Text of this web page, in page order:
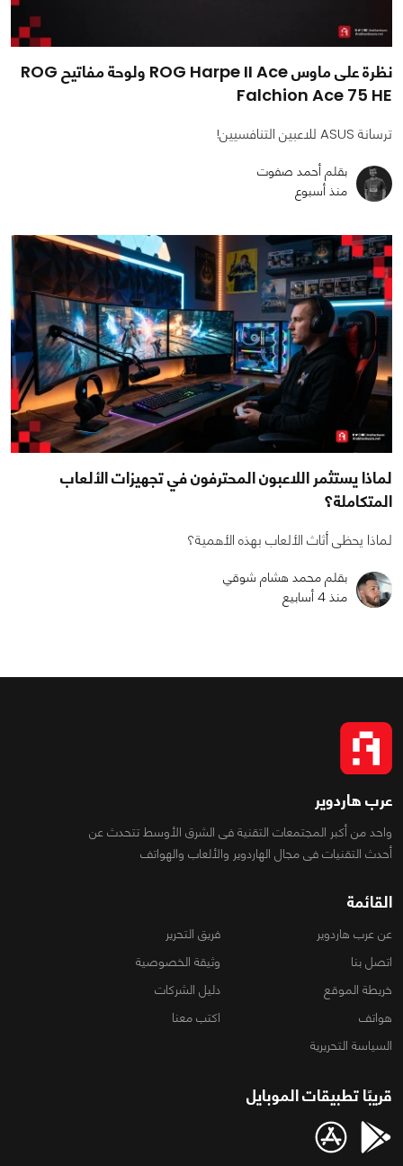
نظرة على ماوس ROG Harpe II Ace ولوحة مفاتيح ROG
Falchion Ace 75 HE
ترسانة ASUS للاعبين التنافسيين!
بقلم أحمد صفوت
منذ أسبوع
لماذا يستثمر اللاعبون المحترفون في تجهيزات الألعاب
المتكاملة؟
لماذا يحظى أثاث الألعاب بهذه الأهمية؟
بقلم محمد هشام شوقي
منذ 4 أسابيع
عرب هاردوير
واحد من أكبر المجتمعات التقنية فى الشرق الأوسط تتحدث عن
أحدث التقنيات فى مجال الهاردوير والألعاب والهواتف
القائمة
عن عرب هاردوير
فريق التحرير
اتصل بنا
وثيقة الخصوصية
خريطة الموقع
دليل الشركات
هواتف
اكتب معنا
السياسة التحريرية
قريبًا تطبيقات الموبايل